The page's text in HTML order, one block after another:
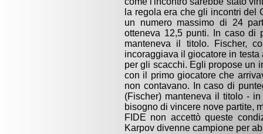
la regola era che gli incontri del
un numero massimo di 24
otteneva 12,5 punti. In caso
manteneva il titolo. Fischer,
incoraggiava il giocatore in
per gli scacchi. Egli propose un
con il primo giocatore che
non contavano. In caso di
(Fischer) manteneva il titolo -
bisogno di vincere nove partite,
FIDE non accettò queste
Karpov divenne campione per